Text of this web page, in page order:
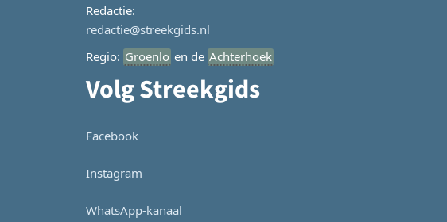
Redactie:
redactie@streekgids.nl
Regio: Groenlo en de Achterhoek
Volg Streekgids
Facebook
Instagram
WhatsApp-kanaal